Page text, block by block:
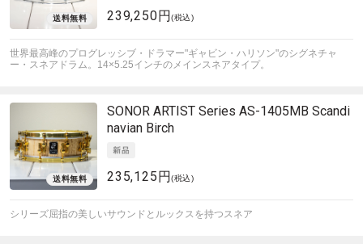
239,250円(税込)
世界最高峰のプログレッシブ・ドラマー"ギャビン・ハリソン"のシグネチャ
ー・スネアドラム。14×5.25インチのメインスネアタイプ。
SONOR ARTIST Series AS-1405MB Scandi
navian Birch
235,125円(税込)
シリーズ屈指の美しいサウンドとルックスを持つスネア